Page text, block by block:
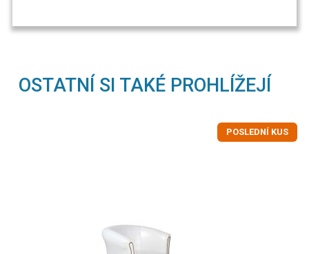
OSTATNÍ SI TAKÉ PROHLÍŽEJÍ
POSLEDNÍ KUS